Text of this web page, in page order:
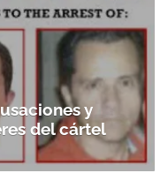
y
del cártel